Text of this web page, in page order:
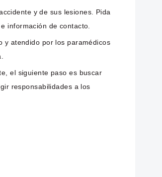
y de sus lesiones. Pida
información de contacto.
y atendido por los paramédicos
el siguiente paso es buscar
responsabilidades a los